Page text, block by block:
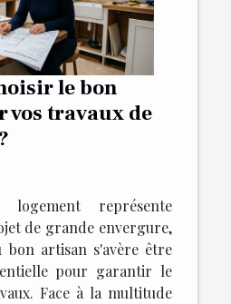
le bon
vos travaux de
logement représente
de grande envergure,
bon artisan s'avère être
pour garantir le
Face à la multitude